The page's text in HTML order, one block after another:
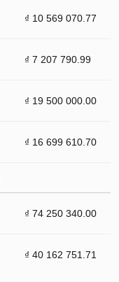
₫ 10 569 070.77
₫ 7 207 790.99
₫ 19 500 000.00
₫ 16 699 610.70
₫ 74 250 340.00
₫ 40 162 751.71